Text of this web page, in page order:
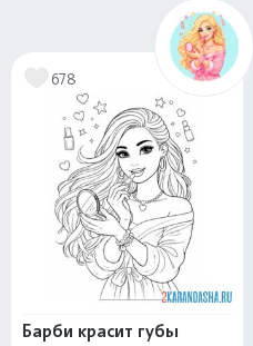
678
Барби красит губы